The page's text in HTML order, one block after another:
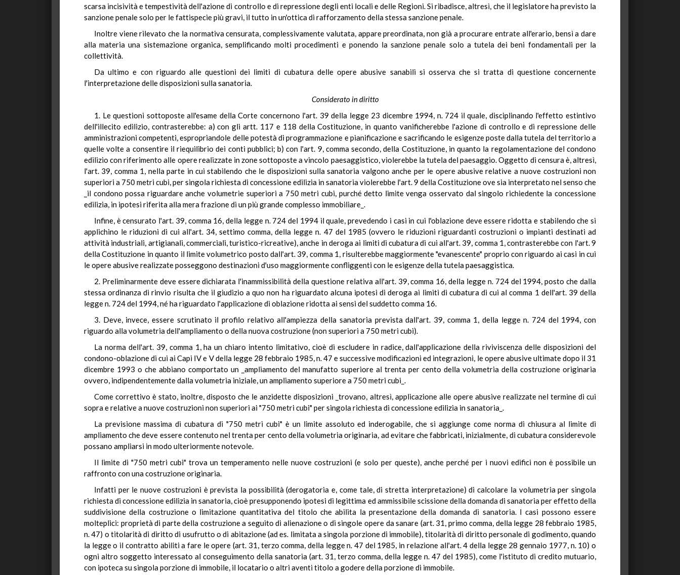
scarsa incisività e tempestività dell'azione di controllo e di repressione degli enti locali e delle Regioni. Si ribadisce, altresì, che il legislatore ha previsto la
sanzione penale solo per le fattispecie più gravi, il tutto in un'ottica di rafforzamento della stessa sanzione penale.
Inoltre viene rilevato che la normativa censurata, complessivamente valutata, appare preordinata, non già a procurare entrate all'erario, bensì a dare
alla materia una sistemazione organica, semplificando molti procedimenti e ponendo la sanzione penale solo a tutela dei beni fondamentali per la
collettività.
Da ultimo e con riguardo alle questioni dei limiti di cubatura delle opere abusive sanabili si osserva che si tratta di questione concernente
l'interpretazione delle disposizioni sulla sanatoria.
Considerato in diritto
1. Le questioni sottoposte all'esame della Corte concernono l'art. 39 della legge 23 dicembre 1994, n. 724 il quale, disciplinando l'effetto estintivo
dell'illecito edilizio, contrasterebbe: a) con gli artt. 117 e 118 della Costituzione, in quanto vanificherebbe l'azione di controllo e di repressione delle
amministrazioni competenti, espropriandole delle potestà di programmazione e pianificazione e sacrificando le esigenze poste dalla tutela del territorio a
quelle volte a consentire il riequilibrio dei conti pubblici; b) con l'art. 9, comma secondo, della Costituzione, in quanto la regolamentazione del condono
edilizio con riferimento alle opere realizzate in zone sottoposte a vincolo paesaggistico, violerebbe la tutela del paesaggio. Oggetto di censura è, altresì,
l'art. 39, comma 1, nella parte in cui stabilendo che le disposizioni sulla sanatoria valgono anche per le opere abusive relative a nuove costruzioni non
superiori a 750 metri cubi, per singola richiesta di concessione edilizia in sanatoria violerebbe l'art. 9 della Costituzione ove sia interpretato nel senso che
_il condono possa riguardare anche volumetrie superiori a 750 metri cubi, purché detto limite venga osservato dal singolo richiedente la concessione
edilizia, in ipotesi riferita alla mera frazione di un più grande complesso immobiliare_.
Infine, è censurato l'art. 39, comma 16, della legge n. 724 del 1994 il quale, prevedendo i casi in cui l'oblazione deve essere ridotta e stabilendo che si
applichino le riduzioni di cui all'art. 34, settimo comma, della legge n. 47 del 1985 (ovvero le riduzioni riguardanti costruzioni o impianti destinati ad
attività industriali, artigianali, commerciali, turistico-ricreative), anche in deroga ai limiti di cubatura di cui all'art. 39, comma 1, contrasterebbe con l'art. 9
della Costituzione in quanto il limite volumetrico posto dall'art. 39, comma 1, risulterebbe maggiormente "evanescente" proprio con riguardo ai casi in cui
le opere abusive realizzate posseggono destinazioni d'uso maggiormente confliggenti con le esigenze della tutela paesaggistica.
2. Preliminarmente deve essere dichiarata l'inammissibilità della questione relativa all'art. 39, comma 16, della legge n. 724 del 1994, posto che dalla
stessa ordinanza di rinvio risulta che il giudizio a quo non ha riguardato alcuna ipotesi di deroga ai limiti di cubatura di cui al comma 1 dell'art. 39 della
legge n. 724 del 1994, né ha riguardato l'applicazione di oblazione ridotta ai sensi del suddetto comma 16.
3. Deve, invece, essere scrutinato il profilo relativo all'ampiezza della sanatoria prevista dall'art. 39, comma 1, della legge n. 724 del 1994, con
riguardo alla volumetria dell'ampliamento o della nuova costruzione (non superiori a 750 metri cubi).
La norma dell'art. 39, comma 1, ha un chiaro intento limitativo, cioè di escludere in radice, dall'applicazione della riviviscenza delle disposizioni del
condono-oblazione di cui ai Capi IV e V della legge 28 febbraio 1985, n. 47 e successive modificazioni ed integrazioni, le opere abusive ultimate dopo il 31
dicembre 1993 o che abbiano comportato un _ampliamento del manufatto superiore al trenta per cento della volumetria della costruzione originaria
ovvero, indipendentemente dalla volumetria iniziale, un ampliamento superiore a 750 metri cubi_.
Come correttivo è stato, inoltre, disposto che le anzidette disposizioni _trovano, altresì, applicazione alle opere abusive realizzate nel termine di cui
sopra e relative a nuove costruzioni non superiori ai "750 metri cubi" per singola richiesta di concessione edilizia in sanatoria_.
La previsione massima di cubatura di "750 metri cubi" è un limite assoluto ed inderogabile, che si aggiunge come norma di chiusura al limite di
ampliamento che deve essere contenuto nel trenta per cento della volumetria originaria, ad evitare che fabbricati, inizialmente, di cubatura considerevole
possano ampliarsi in modo ulteriormente notevole.
Il limite di "750 metri cubi" trova un temperamento nelle nuove costruzioni (e solo per queste), anche perché per i nuovi edifici non è possibile un
raffronto con una costruzione originaria.
Infatti per le nuove costruzioni è prevista la possibilità (derogatoria e, come tale, di stretta interpretazione) di calcolare la volumetria per singola
richiesta di concessione edilizia in sanatoria, cioè presupponendo ipotesi di legittima ed ammissibile scissione della domanda di sanatoria per effetto della
suddivisione della costruzione o limitazione quantitativa del titolo che abilita la presentazione della domanda di sanatoria. I casi possono essere
molteplici: proprietà di parte della costruzione a seguito di alienazione o di singole opere da sanare (art. 31, primo comma, della legge 28 febbraio 1985,
n. 47) o titolarità di diritto di usufrutto o di abitazione (ad es. limitata a singola porzione di immobile), titolarità di diritto personale di godimento, quando
la legge o il contratto abiliti a fare le opere (art. 31, terzo comma, della legge n. 47 del 1985, in relazione all'art. 4 della legge 28 gennaio 1977, n. 10) o
ogni altro soggetto interessato al conseguimento della sanatoria (art. 31, terzo comma, della legge n. 47 del 1985), come l'istituto di credito mutuario,
con ipoteca su singola porzione di immobile, il locatario o altri aventi titolo a godere della porzione di immobile.